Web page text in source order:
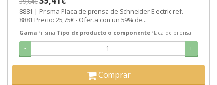
8881 | Prisma Placa de prensa de Schneider Electric ref.
8881 Precio: 25,75€ - Oferta con un 59% de...
GamaPrisma Tipo de producto o componentePlaca de prensa
- +
Comprar